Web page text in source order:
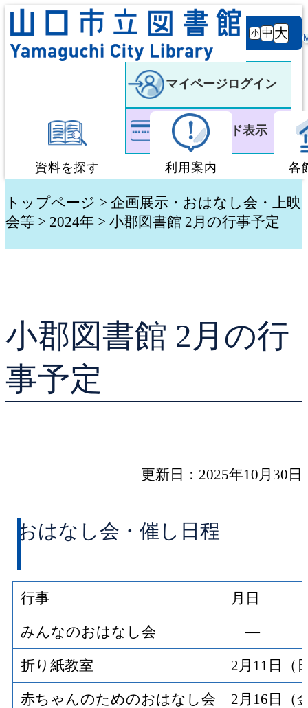
背景
白 黒
文字サ
イズ
小 中 大
マイページログイン
利用者カード表示
資料を探す
蔵書検索・予約
貸出ランキング
予約ランキング
利用案内
図書館利用案内
学校図書館支援サー
各
トップページ > 企画展示・おはなし会・上映
会等 > 2024年 > 小郡図書館 2月の行事予定
小郡図書館 2月の行
事予定
更新日：2025年10月30日
おはなし会・催し日程
行事 月日
みんなのおはなし会 ―
折り紙教室 2月11日（
赤ちゃんのためのおはなし会 2月16日（